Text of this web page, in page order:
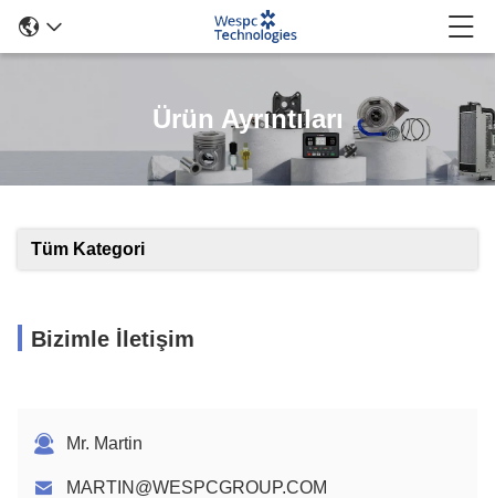
Ürün Ayrıntıları
Tüm Kategori
Bizimle İletişim
Mr. Martin
MARTIN@WESPCGROUP.COM